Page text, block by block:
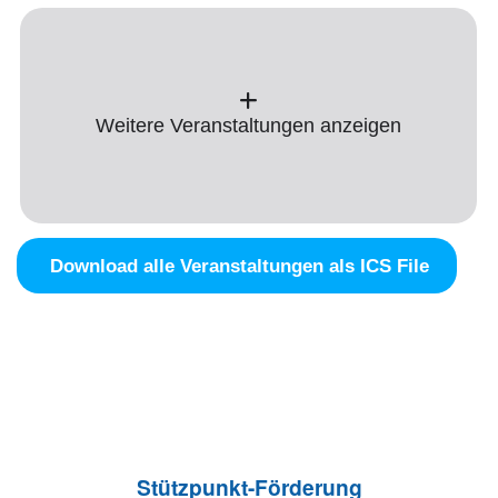
Weitere Veranstaltungen anzeigen
Download alle Veranstaltungen als ICS File
Stützpunkt-Förderung